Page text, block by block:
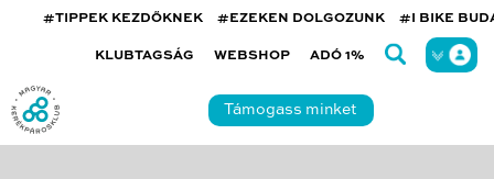
#TIPPEK KEZDŐKNEK #EZEKEN DOLGOZUNK #I BIKE
KLUBTAGSÁG WEBSHOP ADÓ 1%
Támogass minket